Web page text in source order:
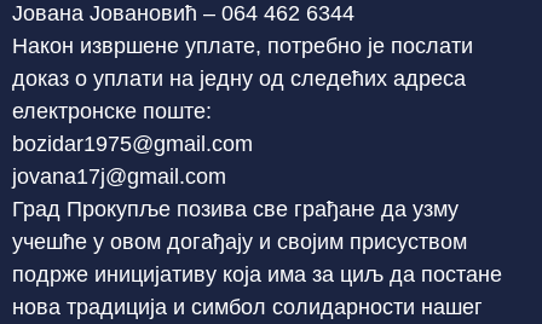
Јована Јовановић – 064 462 6344
Након извршене уплате, потребно је послати
доказ о уплати на једну од следећих адреса
електронске поште:
bozidar1975@gmail.com
jovana17j@gmail.com
Град Прокупље позива све грађане да узму
учешће у овом догађају и својим присуством
подрже иницијативу која има за циљ да постане
нова традиција и симбол солидарности нашег